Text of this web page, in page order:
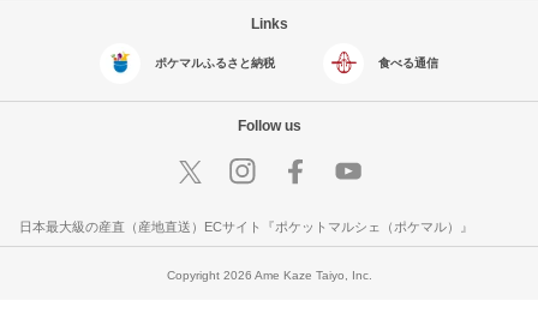
Links
ポケマルふるさと納税 食べる通信
Follow us
日本最大級の産直（産地直送）ECサイト『ポケットマルシェ（ポケマル）』
Copyright 2026 Ame Kaze Taiyo, Inc.